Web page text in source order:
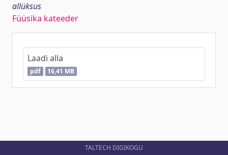
allüksus
Füüsika kateeder
Laadi alla
pdf 16,41 MB
TALTECH DIGIKOGU